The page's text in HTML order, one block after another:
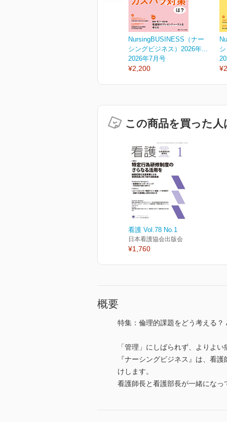
NursingBUSINESS（ナー
シングビジネス）2026年...
2026年7月号
¥2,200
この商品を買った
看護 Vol.78 No.1
日本看護協会出版会
¥1,760
概要
特集：倫理的課題をどう考える
「管理」にしばられず、よりよ
『ナーシングビジネス』は、看
けします。
看護師長と看護部長が一緒にな